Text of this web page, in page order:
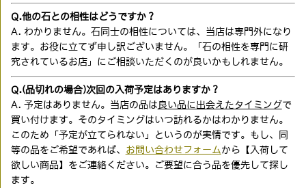
Q.他の石との相性はどうですか？
A. わかりません。石同士の相性については、当店は専門外になり
ます。お役に立てず申し訳ございません。「石の相性を専門に研
究されているお店」にご相談いただくのが良いかもしれません。
Q.(品切れの場合)次回の入荷予定はありますか？
A. 予定はありません。当店の品は 良い品に出会えたタイミングで
買い付けます。そのタイミングはいつ訪れるかはわかりません。
このため「予定が立てられない」というのが実情です。もし、同
等の品をご希望であれば、 お問い合わせフォーム から【入荷して
欲しい商品】をご連絡ください。ご要望に合う品を優先して探し
ます。